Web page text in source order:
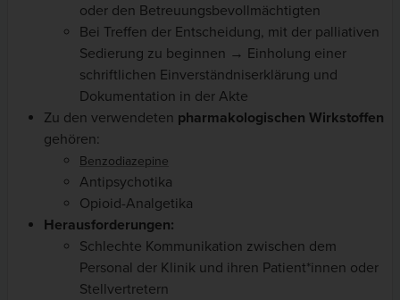
oder den Betreuungsbevollmächtigten
Bei Treffen der Entscheidung, mit der palliativen
Sedierung zu beginnen → Einholung einer
schriftlichen Einverständniserklärung und
Dokumentation in der Akte
Zu den verwendeten pharmakologischen Wirkstoffen
gehören:
Benzodiazepine
Antipsychotika
Opioid-Analgetika
Herausforderungen:
Schlechte Kommunikation zwischen dem
Personal der Klinik und ihren Patient*innen oder
Stellvertretern